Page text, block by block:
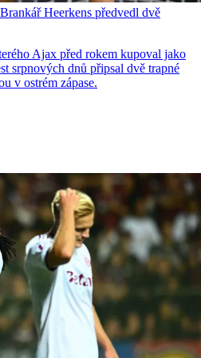
Heerkens předvedl dvě
Ajax před rokem kupoval jako
srpnových dnů připsal dvě trapné
v ostrém zápase.